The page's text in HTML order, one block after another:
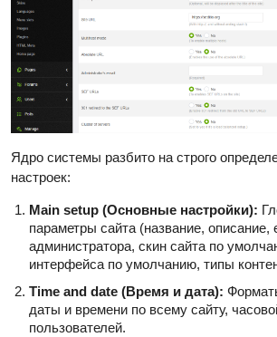
Ядро системы разбито на строго
настроек:
Main setup (Основные настройки):
параметры сайта (название, описание,
администратора, скин сайта по
интерфейса по умолчанию, типы
Time and date (Время и дата):
даты и времени по всему сайту,
пользователей.